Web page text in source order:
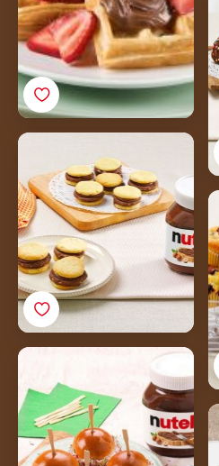
Nutellom®
Rolice s Nutellom i
šećernim mrvicama